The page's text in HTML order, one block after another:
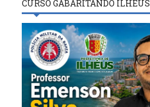
CURSO GABARITANDO ILHÉUS